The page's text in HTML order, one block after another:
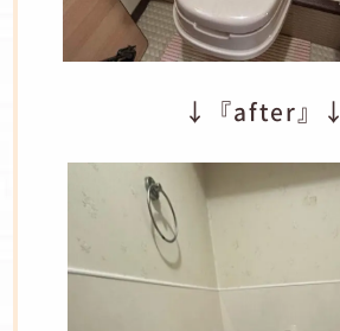
↓『after』↓